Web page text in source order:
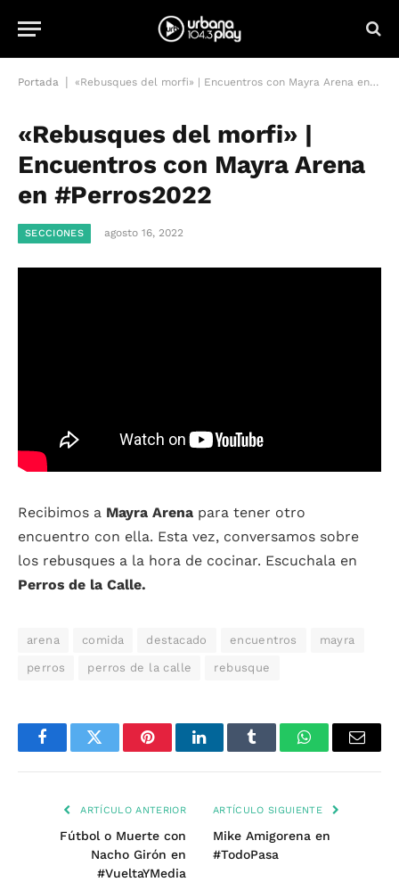
Portada «Rebusques del morfi» | Encuentros con Mayra Arena en #Perros2022
«Rebusques del morfi» |
Encuentros con Mayra Arena
en #Perros2022
SECCIONES agosto 16, 2022
Recibimos a Mayra Arena para tener otro
encuentro con ella. Esta vez, conversamos sobre
los rebusques a la hora de cocinar. Escuchala en
Perros de la Calle.
arena comida destacado encuentros mayra
perros perros de la calle rebusque
FacebookTwitter PinterestLinkedInTumblr WhatsAppEmail
ARTÍCULO ANTERIOR
Fútbol o Muerte con
Nacho Girón en
#VueltaYMedia
ARTÍCULO SIGUIENTE
Mike Amigorena en
#TodoPasa